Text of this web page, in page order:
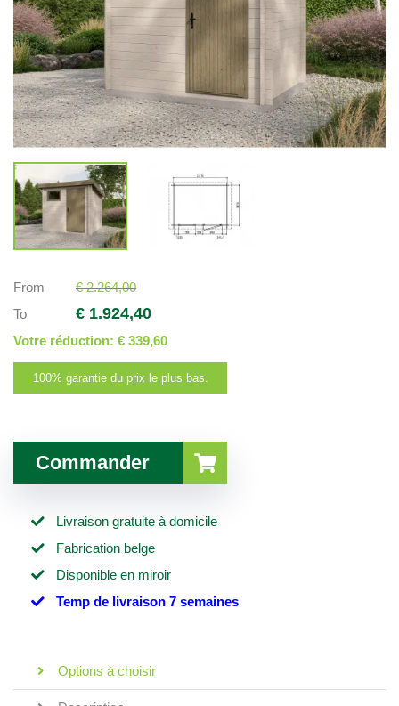
From
€ 2.264,00
To
€ 1.924,40
Votre réduction: € 339,60
100% garantie du prix le plus bas.
Commander
Livraison gratuite à domicile
Fabrication belge
Disponible en miroir
Temp de livraison 7 semaines
Options à choisir